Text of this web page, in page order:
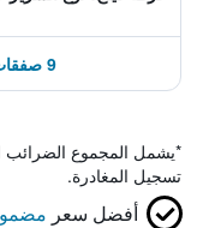
9 صفقات إضافية ابتداءً من 270 ﷼
*يشمل المجموع الضرائب
تسجيل المغادرة.
أفضل سعر